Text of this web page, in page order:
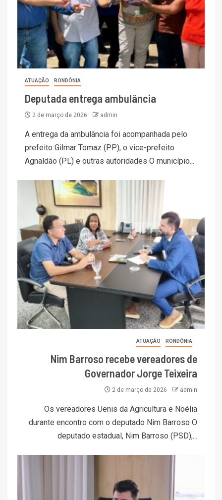
ATUAÇÃO RONDÔNIA
Deputada entrega ambulância
2 de março de 2026 admin
A entrega da ambulância foi acompanhada pelo
prefeito Gilmar Tomaz (PP), o vice-prefeito
Agnaldão (PL) e outras autoridades O município...
ATUAÇÃO RONDÔNIA
Nim Barroso recebe vereadores de
Governador Jorge Teixeira
2 de março de 2026 admin
Os vereadores Uenis da Agricultura e Noélia
durante encontro com o deputado Nim Barroso O
deputado estadual, Nim Barroso (PSD),...